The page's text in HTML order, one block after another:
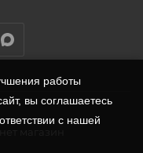
работы
вы соглашаетесь
с нашей